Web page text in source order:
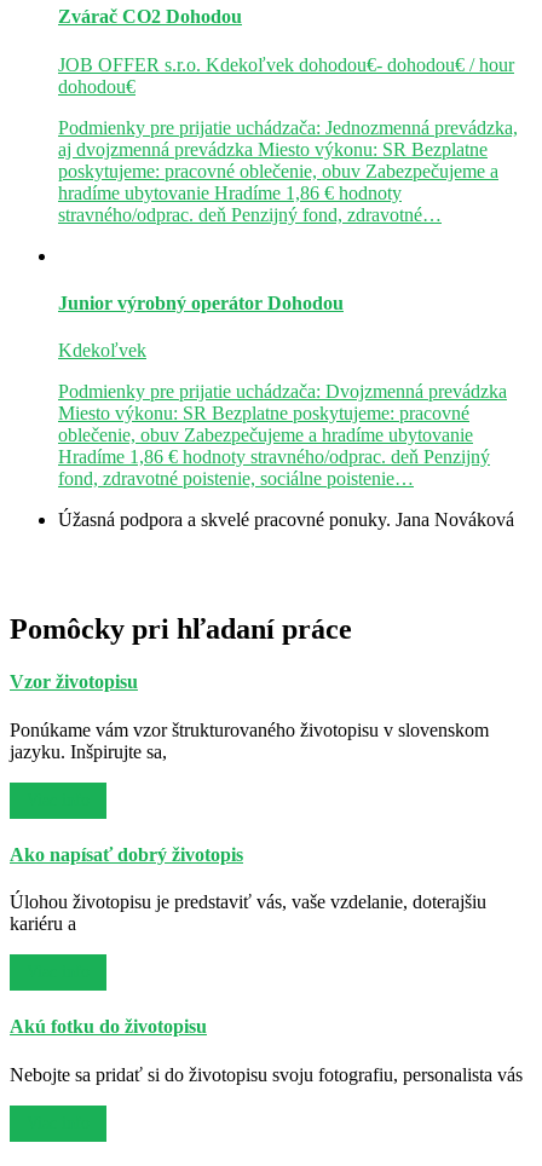
Zvárač CO2 Dohodou
JOB OFFER s.r.o. Kdekoľvek dohodou€- dohodou€ / hour
dohodou€
Podmienky pre prijatie uchádzača: Jednozmenná prevádzka,
aj dvojzmenná prevádzka Miesto výkonu: SR Bezplatne
poskytujeme: pracovné oblečenie, obuv Zabezpečujeme a
hradíme ubytovanie Hradíme 1,86 € hodnoty
stravného/odprac. deň Penzijný fond, zdravotné…
Junior výrobný operátor Dohodou
Kdekoľvek
Podmienky pre prijatie uchádzača: Dvojzmenná prevádzka
Miesto výkonu: SR Bezplatne poskytujeme: pracovné
oblečenie, obuv Zabezpečujeme a hradíme ubytovanie
Hradíme 1,86 € hodnoty stravného/odprac. deň Penzijný
fond, zdravotné poistenie, sociálne poistenie…
Úžasná podpora a skvelé pracovné ponuky. Jana Nováková
Pomôcky pri hľadaní práce
Vzor životopisu
Ponúkame vám vzor štrukturovaného životopisu v slovenskom
jazyku. Inšpirujte sa,
Ako napísať dobrý životopis
Úlohou životopisu je predstaviť vás, vaše vzdelanie, doterajšiu
kariéru a
Akú fotku do životopisu
Nebojte sa pridať si do životopisu svoju fotografiu, personalista vás